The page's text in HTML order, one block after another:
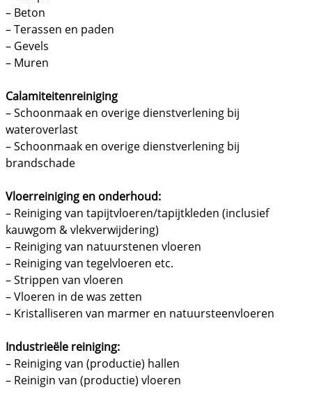
– Beton
– Terassen en paden
– Gevels
– Muren
Calamiteitenreiniging
– Schoonmaak en overige dienstverlening bij
wateroverlast
– Schoonmaak en overige dienstverlening bij
brandschade
Vloerreiniging en onderhoud:
– Reiniging van tapijtvloeren/tapijtkleden (inclusief
kauwgom & vlekverwijdering)
– Reiniging van natuurstenen vloeren
– Reiniging van tegelvloeren etc.
– Strippen van vloeren
– Vloeren in de was zetten
– Kristalliseren van marmer en natuursteenvloeren
Industrieële reiniging:
– Reiniging van (productie) hallen
– Reinigin van (productie) vloeren